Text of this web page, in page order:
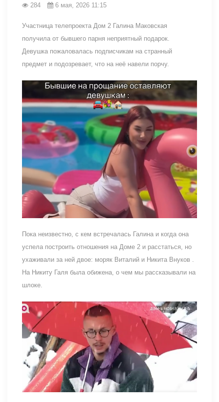
284 6 мая, 2026 11:15
Участница телепроекта Дом 2 Галина Маковская
получила от бывшего парня неприятный подарок.
Девушка пожаловалась подписчикам на странный
предмет и подозревает, что на неё навели порчу.
Пока неизвестно, с кем встречалась Галина и когда она
успела построить отношения на Доме 2 и расстаться, но
ухаживали за ней двое: моряк Виталий и Никита Внуков .
На Никиту Галя была обижена, о чем мы рассказывали на
шлоке.